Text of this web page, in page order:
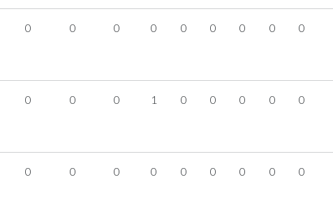
0 0 0 0 0 0 0 0 0
0 0 0 1 0 0 0 0 0
0 0 0 0 0 0 0 0 0